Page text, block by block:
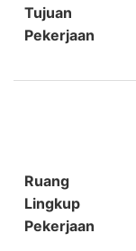
Tujuan
Pekerjaan
Ruang
Lingkup
Pekerjaan